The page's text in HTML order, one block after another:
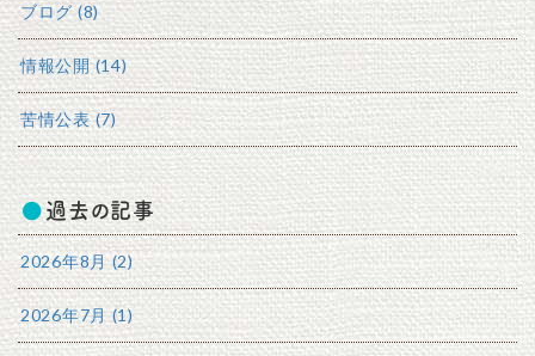
ブログ (8)
情報公開 (14)
苦情公表 (7)
過去の記事
2026年8月 (2)
2026年7月 (1)